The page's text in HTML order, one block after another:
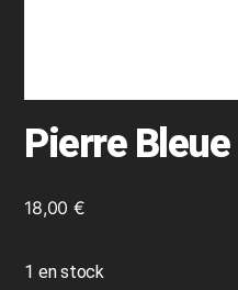
Pierre Bleue
18,00 €
1 en stock